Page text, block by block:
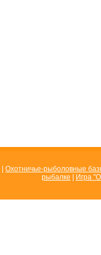
Охотничье-рыболовные
рыбалке
Игра